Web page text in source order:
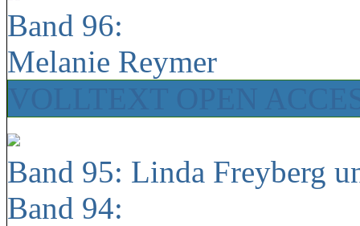
Band 96:
Melanie Reymer
Band 95: Linda Freyberg
Band 94: